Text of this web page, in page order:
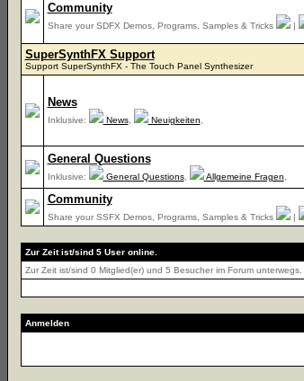
Community
Share your SDFX Demos, Programs, Samples & Tricks |
SuperSynthFX Support
Support SuperSynthFX - The Touch Panel Synthesizer
News
Inklusive: News, Neuigkeiten
General Questions
Inklusive: General Questions, Allgemeine Fragen
Community
Share your SSFX Demos, Programs, Samples & Tricks |
Zur Zeit ist/sind 5 User online.
Zur Zeit ist/sind 0 Mitglied(er) und 5 Besucher im Forum unterwegs.
Anmelden